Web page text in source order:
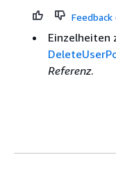
Einzelheiten
Referenz.